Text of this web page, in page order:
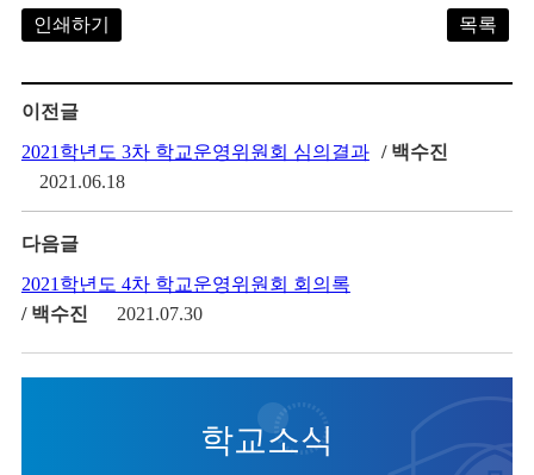
학교소식
인쇄하기 목록
이전글
2021학년도 3차 학교운영위원회 심의결과 / 백수진
2021.06.18
다음글
2021학년도 4차 학교운영위원회 회의록
/ 백수진
2021.07.30